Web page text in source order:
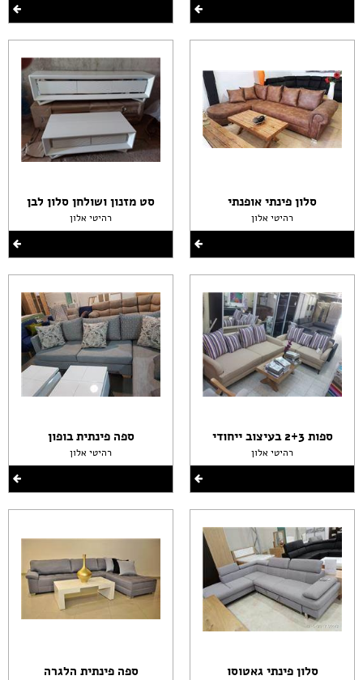
סלון פינתי אופנתי
רהיטי אלון
ספות 2+3 בעיצוב ייחודי
רהיטי אלון
סלון פינתי גאטוסו
סט מזנון ושולחן סלון לבן
רהיטי אלון
ספה פינתית בופון
רהיטי אלון
ספה פינתית הלגרה